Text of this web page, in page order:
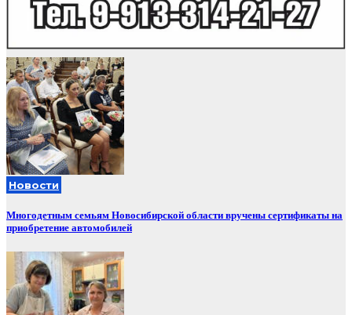
Новости
Многодетным семьям Новосибирской области вручены сертификаты на
приобретение автомобилей